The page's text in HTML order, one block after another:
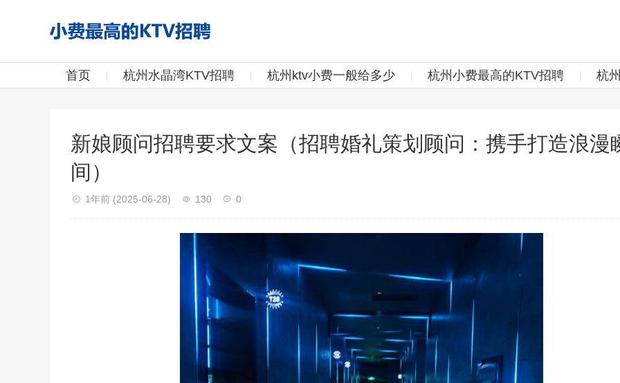
首页 杭州水晶湾KTV招聘 杭州ktv小费一般给多少 杭州小费最高的KTV招聘 杭
新娘顾问招聘要求文案（招聘婚礼策划顾问：携手打造浪漫
间）
1年前 (2025-06-28) 130 0